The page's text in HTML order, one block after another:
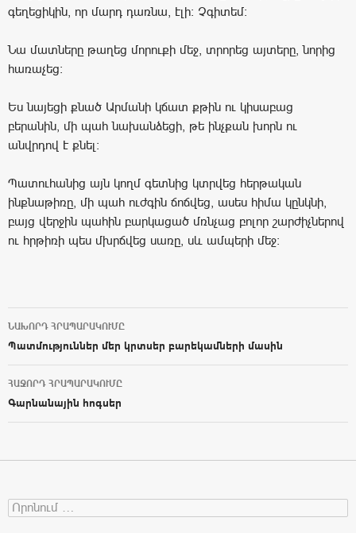
գեղեցիկին, որ մարդ դառնա, էլի: Չգիտեմ:
Նա մատները թաղեց մորուքի մեջ, տրորեց այտերը, նորից
հառաչեց:
Ես նայեցի քնած Արմանի կճատ քթին ու կիսաբաց
բերանին, մի պահ նախանձեցի, թե ինչքան խորն ու
անվրդով է քնել:
Պատուհանից այն կողմ գետնից կտրվեց հերթական
ինքնաթիռը, մի պահ ուժգին ճոճվեց, ասես հիմա կընկնի,
բայց վերջին պահին բարկացած մռնչաց բոլոր շարժիչներով
ու հրթիռի պես մխրճվեց սառը, սև ամպերի մեջ:
Post navigation
ՆԱԽՈՐԴ ՀՐԱՊԱՐԱԿՈՒՄԸ
Պատմություններ մեր կրտսեր բարեկամների մասին
ՀԱՋՈՐԴ ՀՐԱՊԱՐԱԿՈՒՄԸ
Գարնանային հոգսեր
Search for: